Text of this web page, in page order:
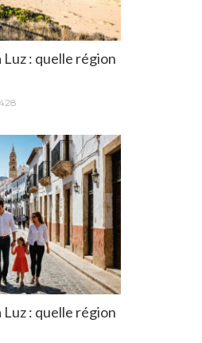
Luz : quelle région
Luz : quelle région